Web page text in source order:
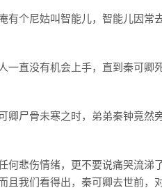
有个尼姑叫智能儿，智能儿因常
一直没有机会上手，直到秦可卿
卿尸骨未寒之时，弟弟秦钟竟然
何悲伤情绪，更不要说痛哭流涕
且我们看得出，秦可卿去世前，